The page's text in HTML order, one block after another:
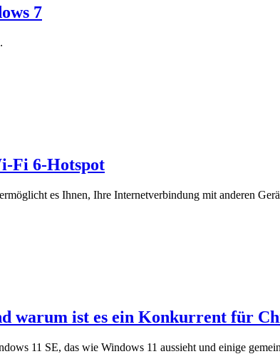
7
Fi 6-Hotspot
es Ihnen, Ihre Internetverbindung mit anderen
warum ist es ein Konkurrent für
11 SE, das wie Windows 11 aussieht und einige